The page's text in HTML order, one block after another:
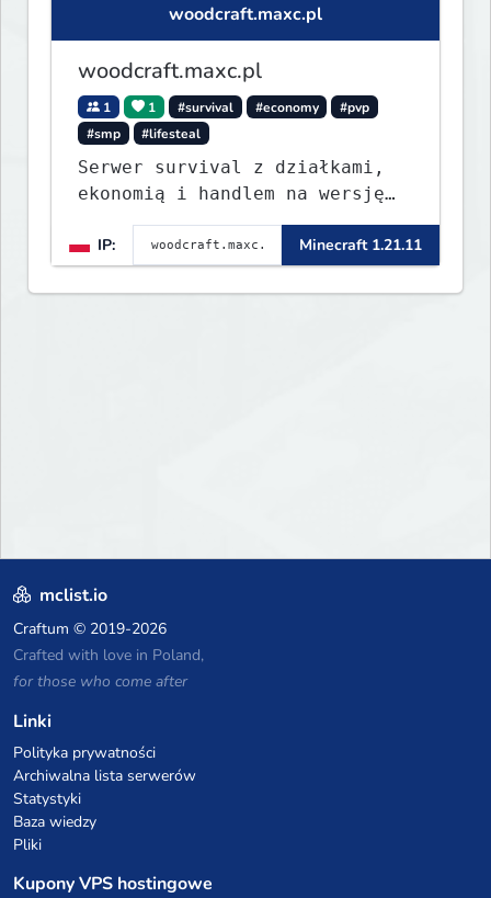
woodcraft.maxc.pl
woodcraft.maxc.pl
1 1 #survival #economy
#pvp
#smp
#lifesteal
Serwer survival z działkami,
ekonomią i handlem na wersję
IP:
Minecraft 1.21.11
mclist.io
Craftum © 2019-2026
Crafted with love in Poland,
for those who come after
Linki
Polityka prywatności
Archiwalna lista serwerów
Statystyki
Baza wiedzy
Pliki
Kupony VPS hostingowe